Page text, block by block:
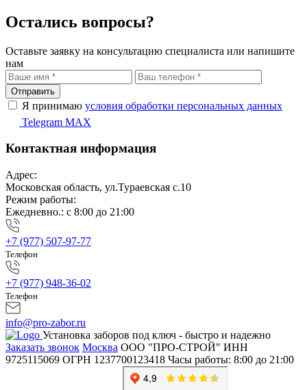
Остались вопросы?
Оставьте заявку на консультацию специалиста или напишите
нам
Отправить
Я принимаю условия обработки персональных данных
Telegram MAX
Контактная информация
Адрес:
Московская область, ул.Тураевская с.10
Режим работы:
Ежедневно.: с 8:00 до 21:00
+7 (977) 507-97-77
Телефон
+7 (977) 948-36-02
Телефон
info@pro-zabor.ru
Установка заборов под ключ - быстро и надежно
Заказать звонок Москва ООО "ПРО-СТРОЙ" ИНН
9725115069 ОГРН 1237700123418 Часы работы: 8:00 до 21:00